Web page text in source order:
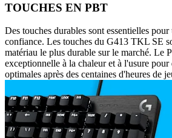
TOUCHES EN PBT
Des touches durables sont essentielles pour
confiance. Les touches du G413 TKL SE
matériau le plus durable sur le marché. Le
exceptionnelle à la chaleur et à l'usure pour
optimales après des centaines d'heures de